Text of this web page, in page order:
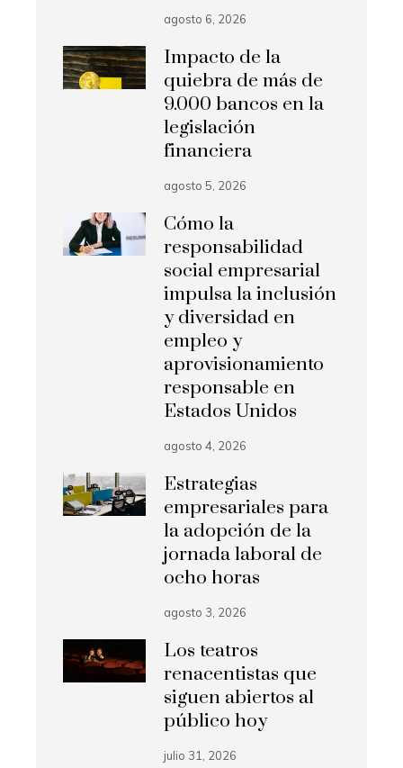
agosto 6, 2026
Impacto de la
quiebra de más de
9.000 bancos en la
legislación
financiera
agosto 5, 2026
Cómo la
responsabilidad
social empresarial
impulsa la inclusión
y diversidad en
empleo y
aprovisionamiento
responsable en
Estados Unidos
agosto 4, 2026
Estrategias
empresariales para
la adopción de la
jornada laboral de
ocho horas
agosto 3, 2026
Los teatros
renacentistas que
siguen abiertos al
público hoy
julio 31, 2026